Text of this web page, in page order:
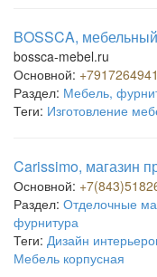
BOSSCA,
bossca-mebel.ru
Основной:
Раздел: Мебель,
Теги: Изготовление
Carissimo, магазин
Основной:
Раздел: Отделочные
фурнитура
Теги: Дизайн
Мебель корпусная